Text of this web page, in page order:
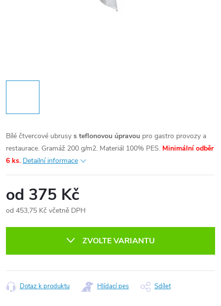
Bílé čtvercové ubrusy s teflonovou úpravou pro gastro provozy a
restaurace. Gramáž 200 g/m2. Materiál 100% PES. Minimální odběr
6 ks. Detailní informace
od 375 Kč
od 453,75 Kč včetně DPH
ZVOLTE VARIANTU
Dotaz k produktu Hlídací pes Sdílet